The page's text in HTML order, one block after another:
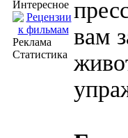
Интересное
Реклама
Статистика
вам